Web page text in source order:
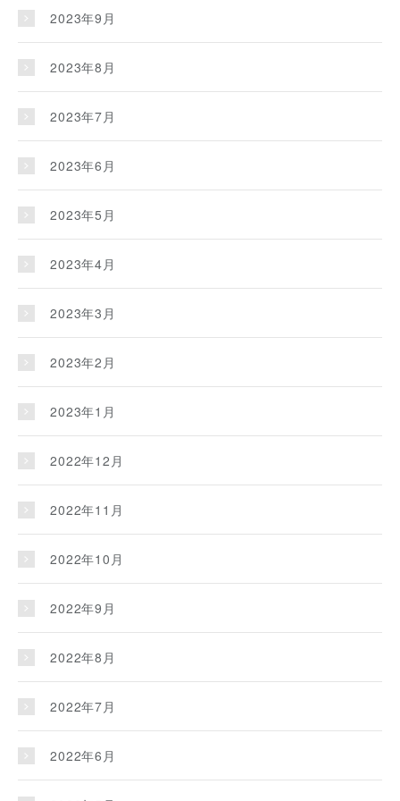
2023年9月
2023年8月
2023年7月
2023年6月
2023年5月
2023年4月
2023年3月
2023年2月
2023年1月
2022年12月
2022年11月
2022年10月
2022年9月
2022年8月
2022年7月
2022年6月